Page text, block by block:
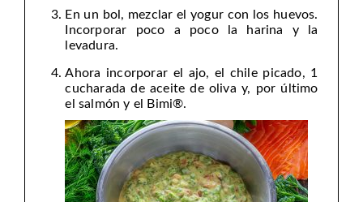
En un bol, mezclar el yogur con los huevos.
Incorporar poco a poco la harina y la
levadura.
Ahora incorporar el ajo, el chile picado, 1
cucharada de aceite de oliva y, por último
el salmón y el Bimi®.